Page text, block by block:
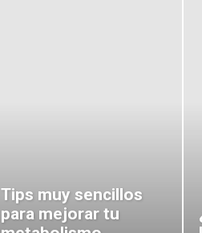
Tips muy sencillos
para mejorar tu